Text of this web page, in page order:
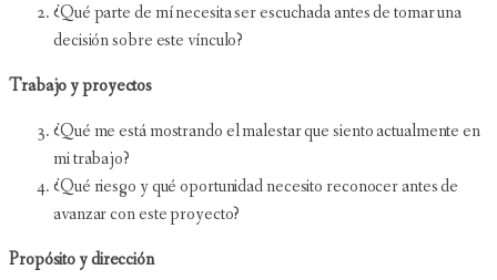
¿Qué parte de mí necesita ser escuchada antes de tomar una
decisión sobre este vínculo?
Trabajo y proyectos
¿Qué me está mostrando el malestar que siento actualmente en
mi trabajo?
¿Qué riesgo y qué oportunidad necesito reconocer antes de
avanzar con este proyecto?
Propósito y dirección